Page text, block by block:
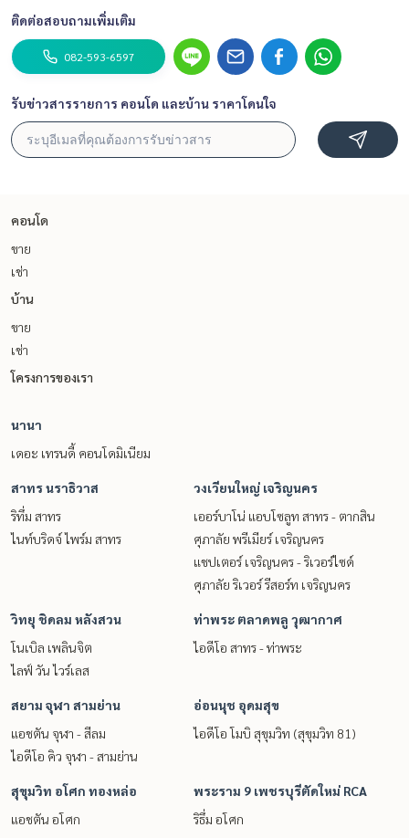
ติดต่อสอบถามเพิ่มเติม
082-593-6597
รับข่าวสารรายการ คอนโด และบ้าน ราคาโดนใจ
คอนโด
ขาย
เช่า
บ้าน
ขาย
เช่า
โครงการของเรา
นานา
เดอะ เทรนดี้ คอนโดมิเนียม
สาทร นราธิวาส
ริทึ่ม สาทร
ไนท์บริดจ์ ไพร์ม สาทร
วงเวียนใหญ่ เจริญนคร
เออร์บาโน่ แอบโซลูท สาทร - ตากสิน
ศุภาลัย พรีเมียร์ เจริญนคร
แชปเตอร์ เจริญนคร - ริเวอร์ไซด์
ศุภาลัย ริเวอร์ รีสอร์ท เจริญนคร
วิทยุ ชิดลม หลังสวน
โนเบิล เพลินจิต
ไลฟ์ วัน ไวร์เลส
ท่าพระ ตลาดพลู วุฒากาศ
ไอดีโอ สาทร - ท่าพระ
สยาม จุฬา สามย่าน
แอชตัน จุฬา - สีลม
ไอดีโอ คิว จุฬา - สามย่าน
อ่อนนุช อุดมสุข
ไอดีโอ โมบิ สุขุมวิท (สุขุมวิท 81)
สุขุมวิท อโศก ทองหล่อ
แอชตัน อโศก
พระราม 9 เพชรบุรีตัดใหม่ RCA
ริธึ่ม อโศก